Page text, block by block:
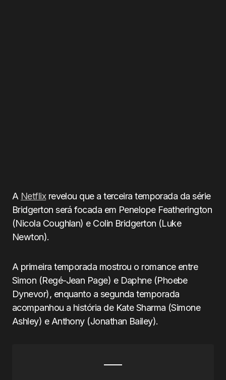
A Netflixrevelou que a terceira temporada da série
Bridgerton será focada em Penelope Featherington
(Nicola Coughlan) e Colin Bridgerton (Luke
Newton).
A primeira temporada mostrou o romance entre
Simon (Regé-Jean Page) e Daphne (Phoebe
Dynevor), enquanto a segunda temporada
acompanhou a história de Kate Sharma (Simone
Ashley) e Anthony (Jonathan Bailey).